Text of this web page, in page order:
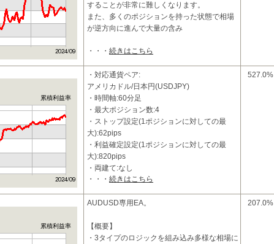
することが非常に難しくなります。
また、多くのポジションを持った状態で相場
が逆方向に進んで大量の含み
・・・ 続きはこちら
累積利益率
・対応通貨ペア:
アメリカドル/日本円(USDJPY)
・時間軸:60分足
・最大ポジション数:4
・ストップ設定(1ポジションに対しての最
大):62pips
・利益確定設定(1ポジションに対しての最
大):820pips
・両建て:なし
・ATRトレーリングストップによるストップ
・・・ 続きはこちら
527.0%
累積利益率
AUDUSD専用EA。
【概要】
・3タイプのロジックを組み込み多様な相場に
207.0%